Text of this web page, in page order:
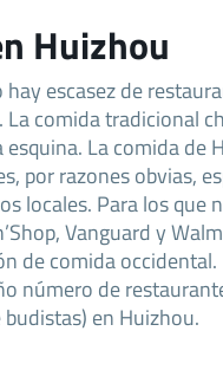
Huizhou
escasez de
comida tradicional
esquina. La comida de
por razones obvias,
locales. Para los que
Vanguard y
de comida occidental.
número de
en Huizhou.